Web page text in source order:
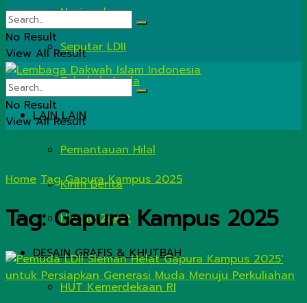
Nasional
Seputar LDII
Tahukah Anda
LAIN LAIN
Pemantauan Hilal
Kirim Berita
Hitung Zakat
DESAIN GRAFIS & KHUTBAH
HUT Kemerdekaan RI
No Result
View All Result
No Result
View All Result
Home Tag Gapura Kampus 2025
Tag:Gapura Kampus 2025